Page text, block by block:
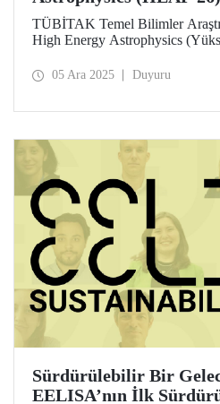
Okulu, Öğrenci ve
Başvurularını Bekliyor
TÜBİTAK Temel Bilimler
High Energy Astrophysics
Ücretsiz olan etkinlik için son
05 Ara 2025 Duyuru
Sürdürülebilir Bir
EELISA’nın İlk